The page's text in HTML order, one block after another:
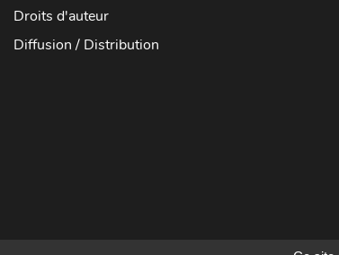
Droits d'auteur
Diffusion / Distribution